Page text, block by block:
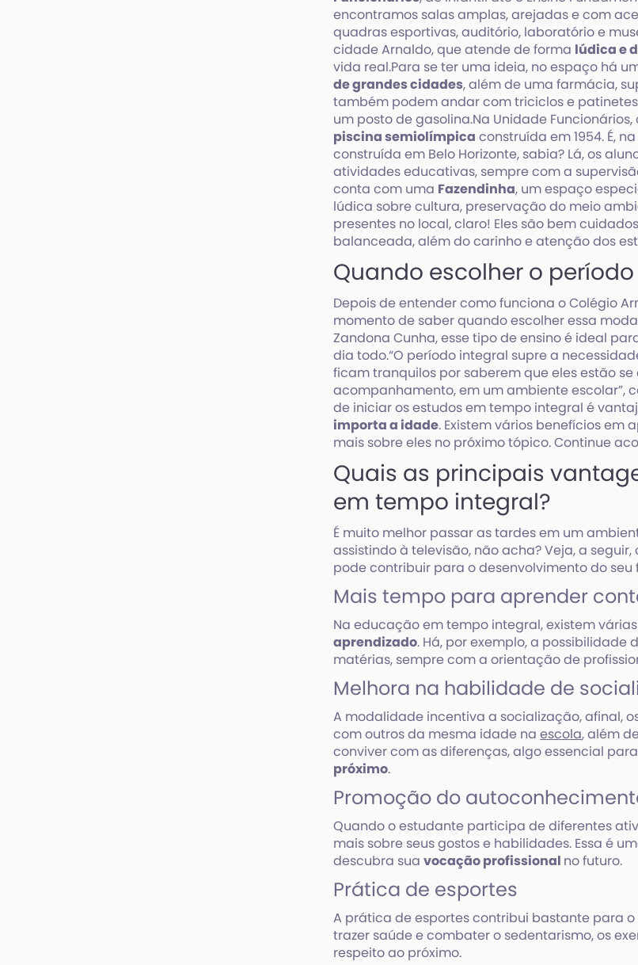
encontramos salas amplas, arejadas e com
quadras esportivas, auditório, laboratório e
cidade Arnaldo, que atende de forma lúdica e
vida real.Para se ter uma ideia, no espaço há
de grandes cidades, além de uma farmácia,
também podem andar com triciclos e
um posto de gasolina.Na Unidade
piscina semiolímpica construída em 1954. É,
construída em Belo Horizonte, sabia? Lá, os
atividades educativas, sempre com a
conta com uma Fazendinha, um espaço
lúdica sobre cultura, preservação do meio
presentes no local, claro! Eles são bem
balanceada, além do carinho e atenção dos
Quando escolher o
Depois de entender como funciona o Colégio
momento de saber quando escolher essa
Zandona Cunha, esse tipo de ensino é ideal
dia todo.“O período integral supre a
ficam tranquilos por saberem que eles estão
acompanhamento, em um ambiente escolar”,
de iniciar os estudos em tempo integral é
importa a idade. Existem vários benefícios em
mais sobre eles no próximo tópico. Continue
Quais as principais
em tempo integral?
É muito melhor passar as tardes em um
assistindo à televisão, não acha? Veja, a
pode contribuir para o desenvolvimento do seu
Mais tempo para aprender
Na educação em tempo integral, existem
aprendizado. Há, por exemplo, a possibilidade
matérias, sempre com a orientação de
Melhora na habilidade de
A modalidade incentiva a socialização, afinal,
com outros da mesma idade naescola, além
conviver com as diferenças, algo essencial
próximo.
Promoção do
Quando o estudante participa de diferentes
mais sobre seus gostos e habilidades. Essa é
descubra suavocação profissional no futuro.
Prática de esportes
A prática de esportes contribui bastante para o
trazer saúde e combater o sedentarismo, os
respeito ao próximo.